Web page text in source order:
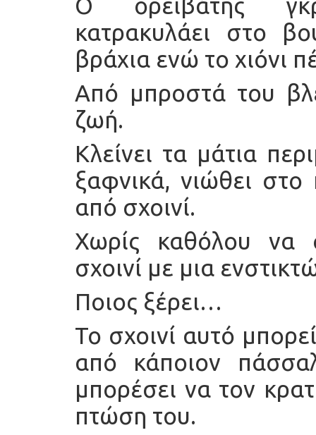
κατρακυλάει στο
βράχια ενώ το χιόνι
Από μπροστά του
ζωή.
Κλείνει τα μάτια
ξαφνικά, νιώθει
από σχοινί.
Χωρίς καθόλου να
σχοινί με μια
Ποιος ξέρει…
Το σχοινί αυτό
από κάποιον
μπορέσει να τον
πτώση του.